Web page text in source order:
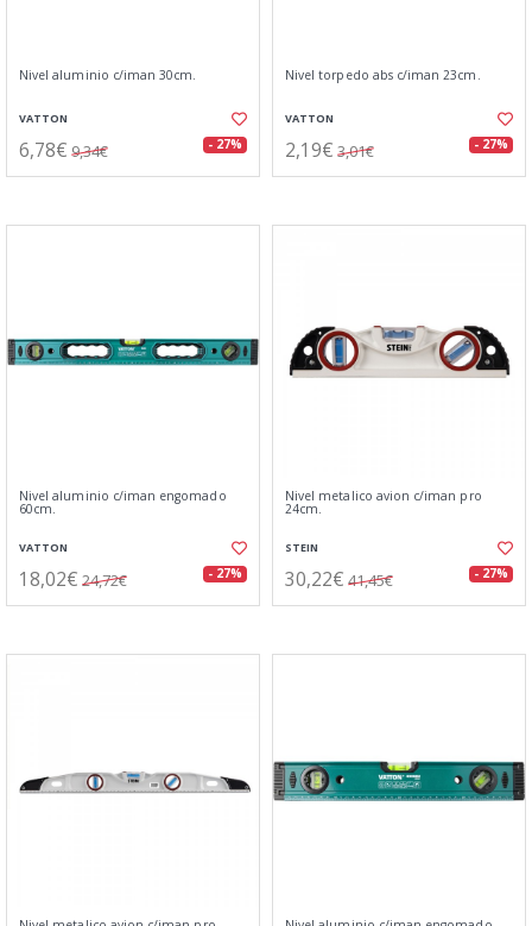
Nivel aluminio c/iman 30cm.
VATTON
6,78€ 9,34€ - 27%
Nivel torpedo abs c/iman 23cm.
VATTON
2,19€ 3,01€ - 27%
Nivel aluminio c/iman engomado
60cm.
VATTON
18,02€ 24,72€ - 27%
Nivel metalico avion c/iman pro
24cm.
STEIN
30,22€ 41,45€ - 27%